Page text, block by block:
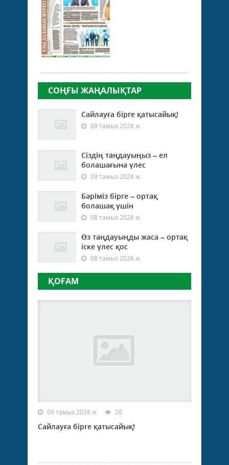
СОҢҒЫ ЖАҢАЛЫҚТАР
Сайлауға бірге қатысайық!
09 тамыз 2026 ж.
Сіздің таңдауыңыз – ел
болашағына үлес
09 тамыз 2026 ж.
Бәріміз бірге – ортақ
болашақ үшін
08 тамыз 2026 ж.
Өз таңдауыңды жаса – ортақ
іске үлес қос
08 тамыз 2026 ж.
ҚОҒАМ
09 тамыз 2026 ж. 20
Сайлауға бірге қатысайық!